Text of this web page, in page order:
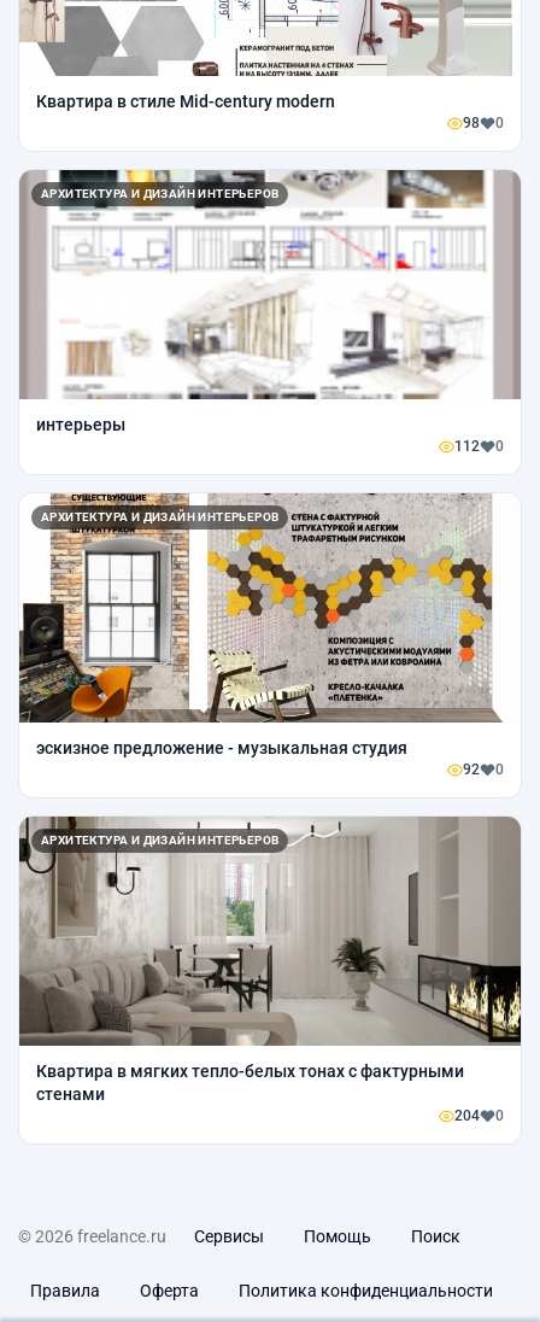
Квартира в стиле Mid-century modern
98 0
АРХИТЕКТУРА И ДИЗАЙН ИНТЕРЬЕРОВ
интерьеры
112 0
АРХИТЕКТУРА И ДИЗАЙН ИНТЕРЬЕРОВ
эскизное предложение - музыкальная студия
92 0
АРХИТЕКТУРА И ДИЗАЙН ИНТЕРЬЕРОВ
Квартира в мягких тепло-белых тонах с фактурными
стенами
204 0
© 2026 freelance.ru Сервисы Помощь Поиск
Правила Оферта Политика конфиденциальности